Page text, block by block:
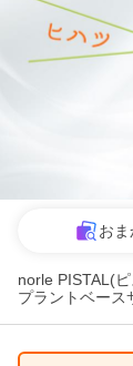
お
norle PISTAL(
プラントベース